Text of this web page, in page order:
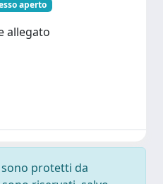
aperto
allegato
sono protetti da